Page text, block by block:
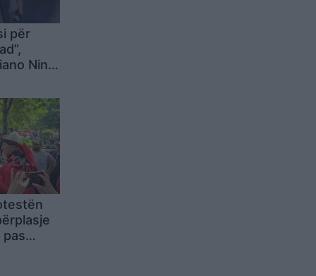
për
Nina